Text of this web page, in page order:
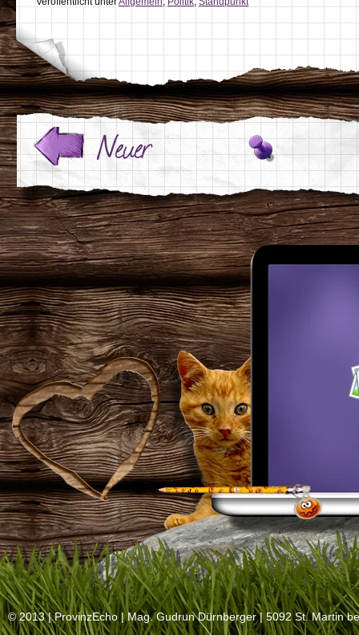
Neuer
© 2013 |ProvinzEcho | Mag. Gudrun Dürnberger | 5092 St. Martin